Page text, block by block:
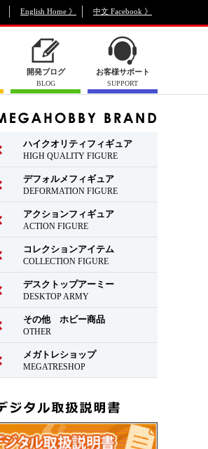
English Home 》 中文 Facebook 》
開発ブログ
BLOG
お客様サポート
SUPPORT
ハイクオリティフィギュア
HIGH QUALITY FIGURE
デフォルメフィギュア
DEFORMATION FIGURE
アクションフィギュア
ACTION FIGURE
コレクションアイテム
COLLECTION FIGURE
デスクトップアーミー
DESKTOP ARMY
その他 ホビー商品
OTHER
メガトレショップ
MEGATRESHOP